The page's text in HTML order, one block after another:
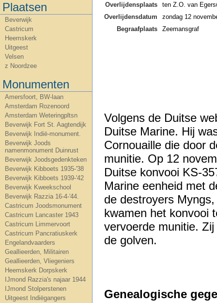
Plaatsen
Beverwijk
Castricum
Heemskerk
Uitgeest
Velsen
z Noordzee
Monumenten
Amersfoort, BW-laan
Amsterdam Rozenoord
Amsterdam Weteringpltsn
Beverwijk Fort St. Aagtendijk
Beverwijk Indië-monument.
Beverwijk Joods
namenmonument Duinrust
Beverwijk Joodsgedenkteken
Beverwijk Kibboets 1935-'38
Beverwijk Kibboets 1939-'42
Beverwijk Kweekschool
Beverwijk Razzia 16-4-'44.
Castricum Joodsmonument
Castricum Lancaster 1943
Castricum Limmervoort
Castricum Pancratiuskerk
Engelandvaarders
Geallieerden, Militairen
Geallieerden, Vliegeniers
Heemskerk Dorpskerk
IJmond Razzia's najaar 1944
IJmond Stolperstenen
Uitgeest Indiëgangers
Overlijdensplaats
ten Z.O. van
Overlijdensdatum
zondag 12
Begraafplaats
Zeemansgraf
Volgens de Duitse
Duitse Marine. Hij
Cornouaille die door
munitie. Op 12
Duitse konvooi KS-
Marine eenheid met
de destroyers
kwamen het konvooi
vervoerde munitie.
de golven.
Genealogische